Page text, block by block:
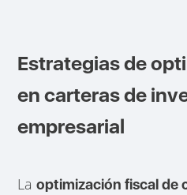
Estrategias de
en carteras de
empresarial
Laoptimización fiscal de